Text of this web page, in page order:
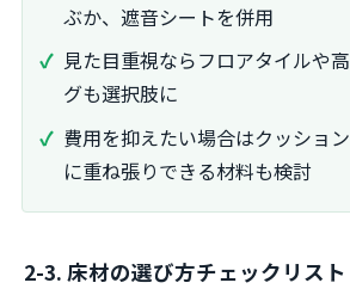
ぶか、遮音シートを併用
見た目重視ならフロアタイルや
グも選択肢に
費用を抑えたい場合はクッショ
に重ね張りできる材料も検討
2-3. 床材の選び方チェックリスト